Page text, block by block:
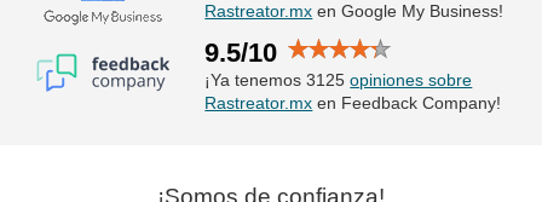
Rastreator.mx en Google My Business!
9.5/10
¡Ya tenemos 3125opiniones sobre
Rastreator.mx en Feedback Company!
¡Somos de confianza!